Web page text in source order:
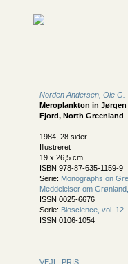
Norden Andersen, Ole G.
Meroplankton in
Fjord, North Greenland
1984, 28 sider
Illustreret
19 x 26,5 cm
ISBN 978-87-635-1159-9
Serie: Monographs on
Meddelelser om
ISSN 0025-6676
Serie: Bioscience, vol. 12
ISSN 0106-1054
VEJL. PRIS